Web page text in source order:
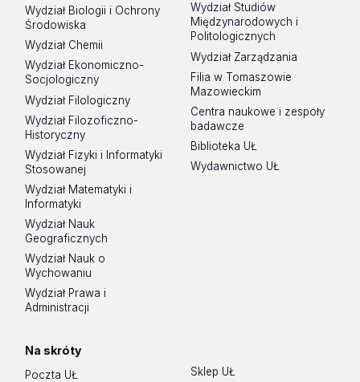
Wydział Biologii i Ochrony
Środowiska
Wydział Chemii
Wydział Ekonomiczno-
Socjologiczny
Wydział Filologiczny
Wydział Filozoficzno-
Historyczny
Wydział Fizyki i Informatyki
Stosowanej
Wydział Matematyki i
Informatyki
Wydział Nauk
Geograficznych
Wydział Nauk o
Wychowaniu
Wydział Prawa i
Administracji
Wydział Studiów
Międzynarodowych i
Politologicznych
Wydział Zarządzania
Filia w Tomaszowie
Mazowieckim
Centra naukowe i zespoły
badawcze
Biblioteka UŁ
Wydawnictwo UŁ
Na skróty
Poczta UŁ
Sklep UŁ